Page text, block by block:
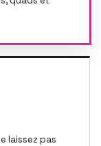
laissez pas